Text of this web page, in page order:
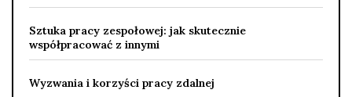
Sztuka pracy zespołowej: jak skutecznie
współpracować z innymi
Wyzwania i korzyści pracy zdalnej